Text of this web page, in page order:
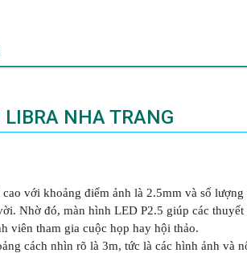
NHA TRANG
với khoảng điểm ảnh là 2.5mm và số
Nhờ đó, màn hình LED P2.5 giúp các
viên tham gia cuộc họp hay hội thảo.
cách nhìn rõ là 3m, tức là các hình ảnh và